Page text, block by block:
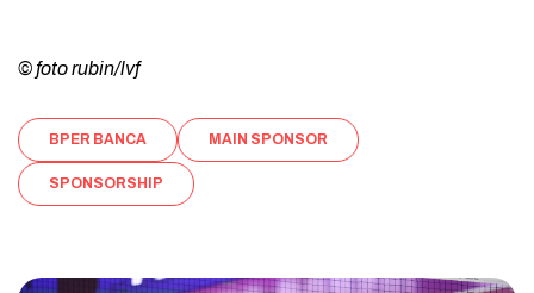
© foto rubin/lvf
BPER BANCA MAIN SPONSOR
SPONSORSHIP